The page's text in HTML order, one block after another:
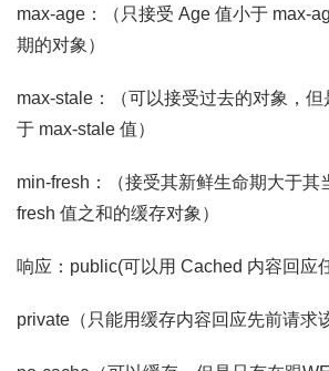
max-age：（只接受 Age 值小于 max-
期的对象）
max-stale：（可以接受过去的对象，
于 max-stale 值）
min-fresh：（接受其新鲜生命期大于其
fresh 值之和的缓存对象）
响应：public(可以用 Cached 内容回应
private（只能用缓存内容回应先前请求